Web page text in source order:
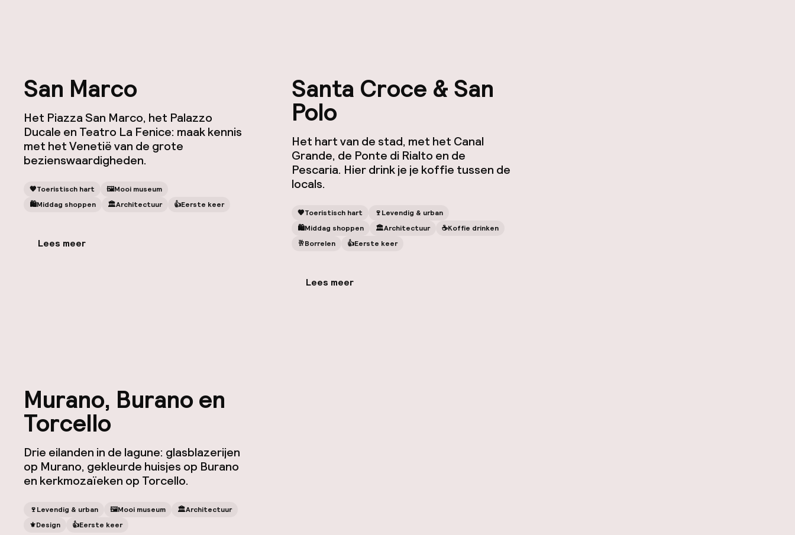
San Marco
Het Piazza San Marco, het Palazzo
Ducale en Teatro La Fenice: maak kennis
met het Venetië van de grote
bezienswaardigheden.
🧡Toeristisch hart 🖼Mooi museum
🛍Middag shoppen 🏛️Architectuur 👍Eerste keer
Lees meer
Santa Croce & San
Polo
Het hart van de stad, met het Canal
Grande, de Ponte di Rialto en de
Pescaria. Hier drink je je koffie tussen de
locals.
🧡Toeristisch hart 🍷Levendig & urban
🛍Middag shoppen 🏛️Architectuur ☕️Koffie drinken
🥂Borrelen 👍Eerste keer
Lees meer
Murano, Burano en
Torcello
Drie eilanden in de lagune: glasblazerijen
op Murano, gekleurde huisjes op Burano
en kerkmozaïeken op Torcello.
🍷Levendig & urban 🖼Mooi museum 🏛️Architectuur
⚜️Design 👍Eerste keer